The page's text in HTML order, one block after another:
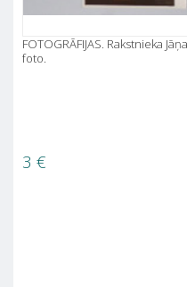
FOTOGRĀFIJAS. Rakstnieka
foto.
3 €